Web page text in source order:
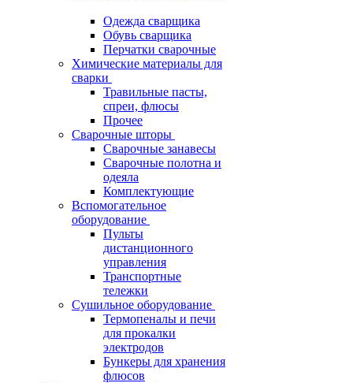
Одежда сварщика
Обувь сварщика
Перчатки сварочные
Химические материалы для
сварки
Травильные пасты,
спреи, флюсы
Прочее
Сварочные шторы
Сварочные занавесы
Сварочные полотна и
одеяла
Комплектующие
Вспомогательное
оборудование
Пульты
дистанционного
управления
Транспортные
тележки
Сушильное оборудование
Термопеналы и печи
для прокалки
электродов
Бункеры для хранения
флюсов